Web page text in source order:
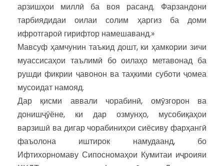
арзишҳои миллӣ ба воя расанд. Фарзандони
тарбиядидаи оилаи солим ҳаргиз ба доми
ифротгароӣ гирифтор намешаванд.»
Мавсуф ҳамчунин таъкид дошт, ки ҳамкории зичи
муассисаҳои таълимӣ бо оилаҳо метавонад ба
рушди фикрии ҷавонон ва таҳкими суботи ҷомеа
мусоидат намояд.
Дар қисми аввали чорабинӣ, омӯзгорон ва
донишҷӯёне, ки дар озмунҳо, мусобиқаҳои
варзишӣ ва дигар чорабиниҳои сиёсиву фарҳангӣ
фаъолона иштирок намудаанд, бо
Ифтихорномаву Сипосномаҳои Кумитаи иҷроияи